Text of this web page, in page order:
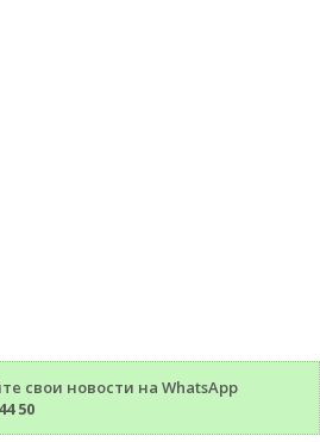
свои новости на WhatsApp
50